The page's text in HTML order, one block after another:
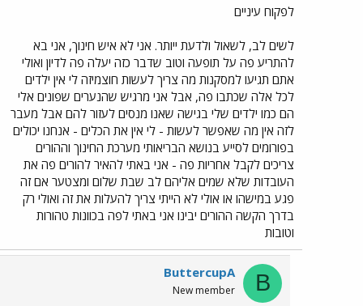
לפקוח עיניים
לשים לב, לשאול ולדעת ייותר. אני לא איש חינוך, אני בא
להתריע פה על תופעה וטוב שדבר כזה יעלה פה לדיון ואולי
אתם תגיעו למסקנות מה צריך לעשות חוצמיזה לי אין ילדים
לכל אלה שכתבו פה, אבל אני מרגיש שהנערים שפונים אלי
הם כמו ילדים שלי בגישה שאנו מנסים לעזור להם אבל מעבר
לזה אין מה שאפשר לעשות - לי אין את הכלים - אנחנו יכולים
בפורומים לסייע בנושא הבריאותי מערכת החינוך וההורים
צריכים לקבל אחריות פה - אני באתי להאיר להורים פה את
העובדות שלא שמים אליהם לב שבת שלום ומצטער אם זה
פגע במישהו או אולי לא הייתי צריך להעלות את זה ואולי רק
בדרך הקשה ההורים יבינו אני באתי לפה בכוונות טהורות
וטובות
B
ButtercupA
New member